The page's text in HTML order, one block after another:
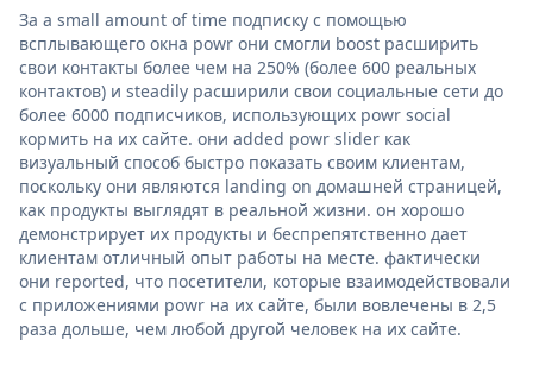
За a small amount of time подписку с помощью
всплывающего окна powr они смогли boost расширить
свои контакты более чем на 250% (более 600 реальных
контактов) и steadily расширили свои социальные сети до
более 6000 подписчиков, использующих powr social
кормить на их сайте. они added powr slider как
визуальный способ быстро показать своим клиентам,
поскольку они являются landing on домашней страницей,
как продукты выглядят в реальной жизни. он хорошо
демонстрирует их продукты и беспрепятственно дает
клиентам отличный опыт работы на месте. фактически
они reported, что посетители, которые взаимодействовали
с приложениями powr на их сайте, были вовлечены в 2,5
раза дольше, чем любой другой человек на их сайте.